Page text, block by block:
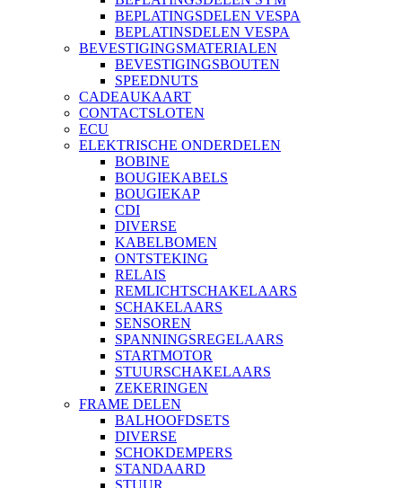
BEPLATINGSDELEN VESPA
BEPLATINSDELEN VESPA
BEVESTIGINGSMATERIALEN
BEVESTIGINGSBOUTEN
SPEEDNUTS
CADEAUKAART
CONTACTSLOTEN
ECU
ELEKTRISCHE ONDERDELEN
BOBINE
BOUGIEKABELS
BOUGIEKAP
CDI
DIVERSE
KABELBOMEN
ONTSTEKING
RELAIS
REMLICHTSCHAKELAARS
SCHAKELAARS
SENSOREN
SPANNINGSREGELAARS
STARTMOTOR
STUURSCHAKELAARS
ZEKERINGEN
FRAME DELEN
BALHOOFDSETS
DIVERSE
SCHOKDEMPERS
STANDAARD